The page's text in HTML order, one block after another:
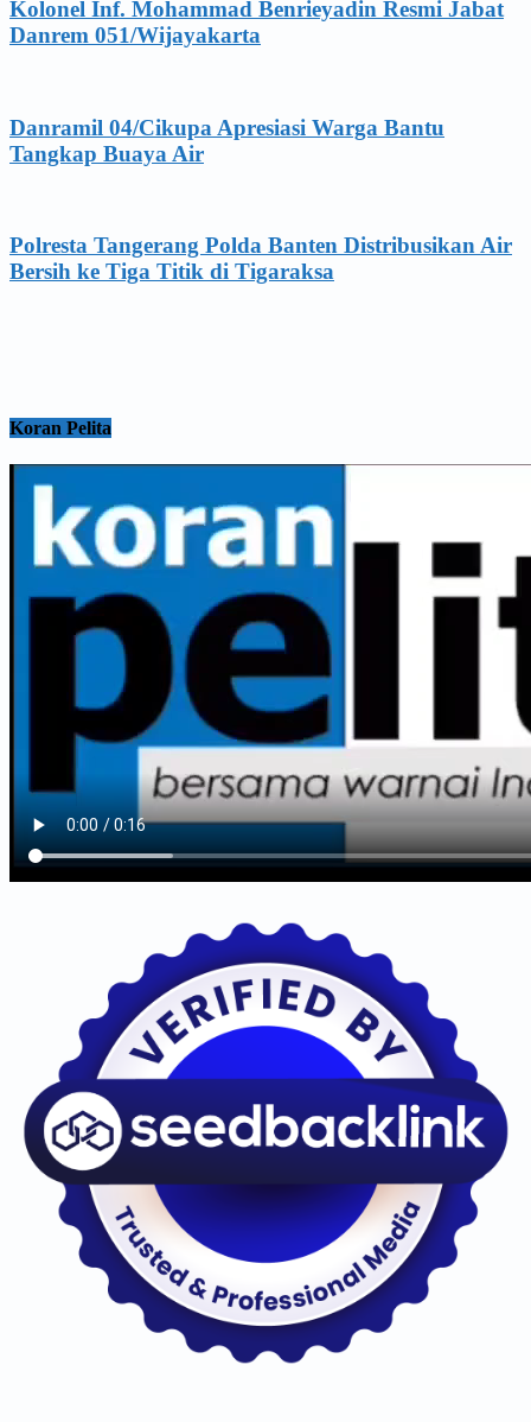
Kolonel Inf. Mohammad Benrieyadin Resmi Jabat
Danrem 051/Wijayakarta
Danramil 04/Cikupa Apresiasi Warga Bantu
Tangkap Buaya Air
Polresta Tangerang Polda Banten Distribusikan Air
Bersih ke Tiga Titik di Tigaraksa
Koran Pelita